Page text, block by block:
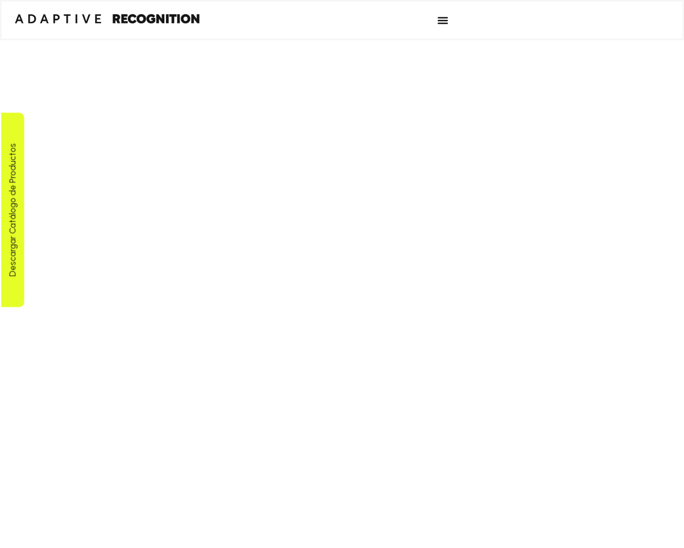
Descargar Catálogo de Productos